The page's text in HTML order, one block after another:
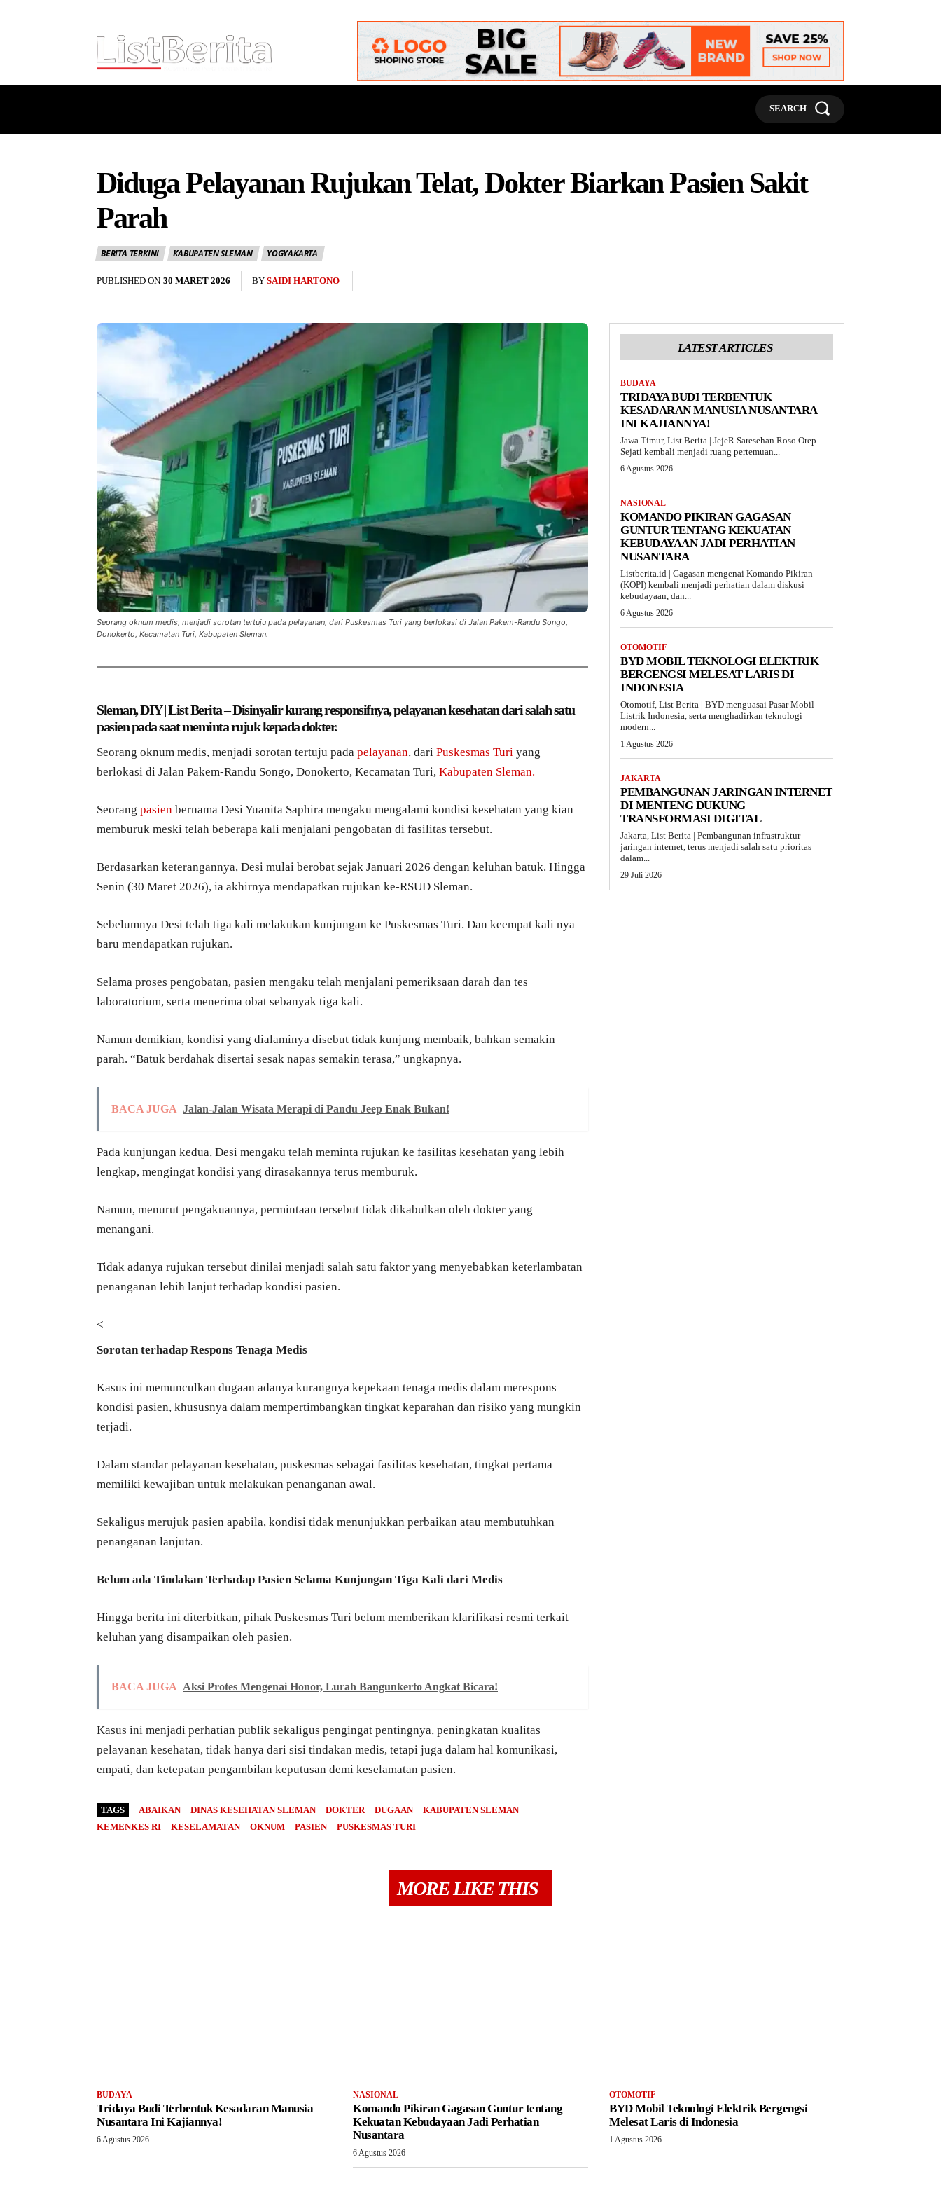
SEARCH
Diduga Pelayanan Rujukan Telat, Dokter Biarkan Pasien Sakit
Parah
BERITA TERKINI KABUPATEN SLEMAN YOGYAKARTA
PUBLISHED ON 30 MARET 2026 BY SAIDI HARTONO
Seorang oknum medis, menjadi sorotan tertuju pada pelayanan, dari Puskesmas Turi yang berlokasi di Jalan Pakem-Randu Songo,
Donokerto, Kecamatan Turi, Kabupaten Sleman.
Sleman, DIY | List Berita – Disinyalir kurang responsifnya, pelayanan kesehatan dari salah satu
pasien pada saat meminta rujuk kepada dokter.
Seorang oknum medis, menjadi sorotan tertuju pada pelayanan, dari Puskesmas Turi yang
berlokasi di Jalan Pakem-Randu Songo, Donokerto, Kecamatan Turi, Kabupaten Sleman.
Seorang pasien bernama Desi Yuanita Saphira mengaku mengalami kondisi kesehatan yang kian
memburuk meski telah beberapa kali menjalani pengobatan di fasilitas tersebut.
Berdasarkan keterangannya, Desi mulai berobat sejak Januari 2026 dengan keluhan batuk. Hingga
Senin (30 Maret 2026), ia akhirnya mendapatkan rujukan ke-RSUD Sleman.
Sebelumnya Desi telah tiga kali melakukan kunjungan ke Puskesmas Turi. Dan keempat kali nya
baru mendapatkan rujukan.
Selama proses pengobatan, pasien mengaku telah menjalani pemeriksaan darah dan tes
laboratorium, serta menerima obat sebanyak tiga kali.
Namun demikian, kondisi yang dialaminya disebut tidak kunjung membaik, bahkan semakin
parah. “Batuk berdahak disertai sesak napas semakin terasa,” ungkapnya.
BACA JUGA Jalan-Jalan Wisata Merapi di Pandu Jeep Enak Bukan!
Pada kunjungan kedua, Desi mengaku telah meminta rujukan ke fasilitas kesehatan yang lebih
lengkap, mengingat kondisi yang dirasakannya terus memburuk.
Namun, menurut pengakuannya, permintaan tersebut tidak dikabulkan oleh dokter yang
menangani.
Tidak adanya rujukan tersebut dinilai menjadi salah satu faktor yang menyebabkan keterlambatan
penanganan lebih lanjut terhadap kondisi pasien.
<
Sorotan terhadap Respons Tenaga Medis
Kasus ini memunculkan dugaan adanya kurangnya kepekaan tenaga medis dalam merespons
kondisi pasien, khususnya dalam mempertimbangkan tingkat keparahan dan risiko yang mungkin
terjadi.
Dalam standar pelayanan kesehatan, puskesmas sebagai fasilitas kesehatan, tingkat pertama
memiliki kewajiban untuk melakukan penanganan awal.
Sekaligus merujuk pasien apabila, kondisi tidak menunjukkan perbaikan atau membutuhkan
penanganan lanjutan.
Belum ada Tindakan Terhadap Pasien Selama Kunjungan Tiga Kali dari Medis
Hingga berita ini diterbitkan, pihak Puskesmas Turi belum memberikan klarifikasi resmi terkait
keluhan yang disampaikan oleh pasien.
BACA JUGA Aksi Protes Mengenai Honor, Lurah Bangunkerto Angkat Bicara!
Kasus ini menjadi perhatian publik sekaligus pengingat pentingnya, peningkatan kualitas
pelayanan kesehatan, tidak hanya dari sisi tindakan medis, tetapi juga dalam hal komunikasi,
empati, dan ketepatan pengambilan keputusan demi keselamatan pasien.
TAGS ABAIKAN DINAS KESEHATAN SLEMAN DOKTER DUGAAN
KABUPATEN SLEMAN
KEMENKES RI
KESELAMATAN OKNUM PASIEN PUSKESMAS TURI
LATEST ARTICLES
BUDAYA
TRIDAYA BUDI TERBENTUK
KESADARAN MANUSIA NUSANTARA
INI KAJIANNYA!
Jawa Timur, List Berita | JejeR Saresehan Roso Orep
Sejati kembali menjadi ruang pertemuan...
6 Agustus 2026
NASIONAL
KOMANDO PIKIRAN GAGASAN
GUNTUR TENTANG KEKUATAN
KEBUDAYAAN JADI PERHATIAN
NUSANTARA
Listberita.id | Gagasan mengenai Komando Pikiran
(KOPI) kembali menjadi perhatian dalam diskusi
kebudayaan, dan...
6 Agustus 2026
OTOMOTIF
BYD MOBIL TEKNOLOGI ELEKTRIK
BERGENGSI MELESAT LARIS DI
INDONESIA
Otomotif, List Berita | BYD menguasai Pasar Mobil
Listrik Indonesia, serta menghadirkan teknologi
modern...
1 Agustus 2026
JAKARTA
PEMBANGUNAN JARINGAN INTERNET
DI MENTENG DUKUNG
TRANSFORMASI DIGITAL
Jakarta, List Berita | Pembangunan infrastruktur
jaringan internet, terus menjadi salah satu prioritas
dalam...
29 Juli 2026
MORE LIKE THIS
BUDAYA
Tridaya Budi Terbentuk Kesadaran Manusia
Nusantara Ini Kajiannya!
6 Agustus 2026
NASIONAL
Komando Pikiran Gagasan Guntur tentang
Kekuatan Kebudayaan Jadi Perhatian
Nusantara
6 Agustus 2026
OTOMOTIF
BYD Mobil Teknologi Elektrik Bergengsi
Melesat Laris di Indonesia
1 Agustus 2026